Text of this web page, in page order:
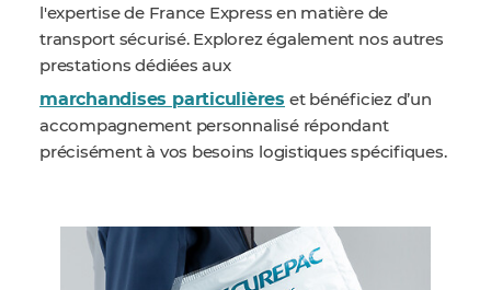
l'expertise de France Express en matière de
transport sécurisé. Explorez également nos autres
prestations dédiées aux
marchandises particulières et bénéficiez d’un
accompagnement personnalisé répondant
précisément à vos besoins logistiques spécifiques.